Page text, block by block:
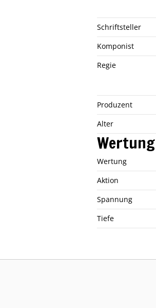
Schriftsteller
Komponist
Regie
Produzent
Alter
Wertung
Wertung
Aktion
Spannung
Tiefe